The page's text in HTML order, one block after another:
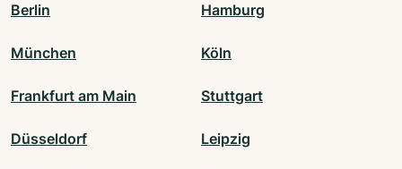
Berlin Hamburg
München Köln
Frankfurt am Main Stuttgart
Düsseldorf Leipzig